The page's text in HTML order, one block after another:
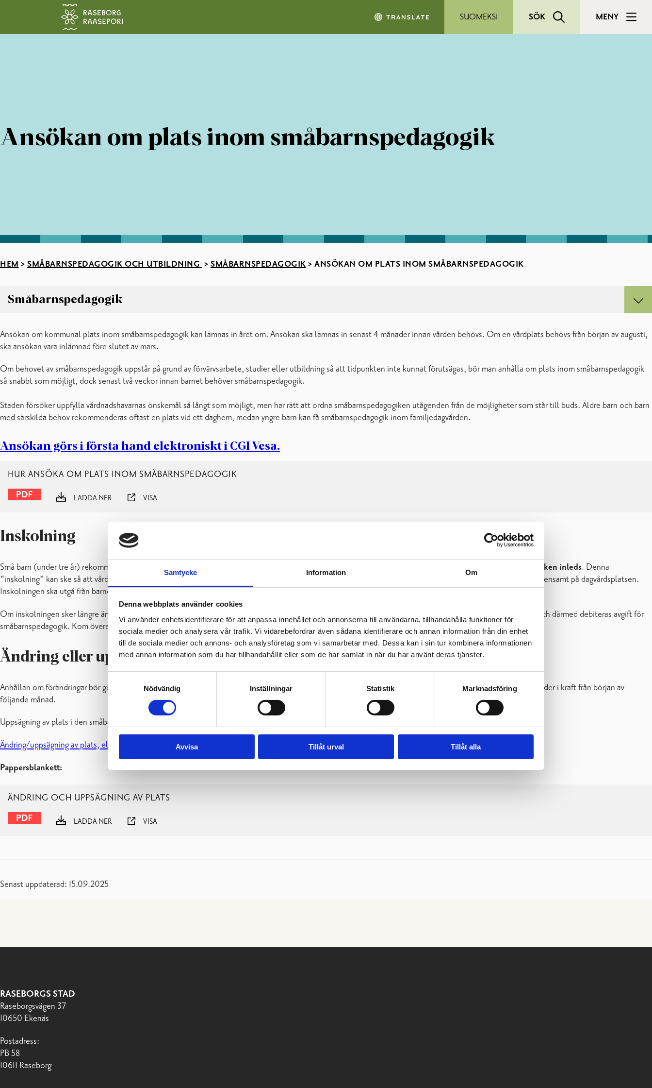
Samtycke Information Om
Denna webbplats använder cookies
Vi använder enhetsidentifierare för att anpassa innehållet och annonserna till användarna, tillhandahålla funktioner för
sociala medier och analysera vår trafik. Vi vidarebefordrar även sådana identifierare och annan information från din enhet
till de sociala medier och annons- och analysföretag som vi samarbetar med. Dessa kan i sin tur kombinera informationen
med annan information som du har tillhandahållit eller som de har samlat in när du har använt deras tjänster.
Nödvändig
Inställningar Statistik Marknadsföring
Avvisa Tillåt urval Tillåt alla
Hoppa till sidans innehåll
SUOMEKSI SÖK MENY
Ansökan om plats inom småbarnspedagogik
HEM > SMÅBARNSPEDAGOGIK OCH UTBILDNING > SMÅBARNSPEDAGOGIK > ANSÖKAN OM PLATS INOM SMÅBARNSPEDAGOGIK
Småbarnspedagogik
Ansökan om plats inom småbarnspedagogik
Blanketter
Familjedagvård
Gruppfamiljedaghem
Klientavgifter inom småbarnspedagogiken
Mångkulturell småbarnspedagogik
Småbarnspedagogikens planer
Stöd för barnet
Ansökan om kommunal plats inom småbarnspedagogik kan lämnas in året om. Ansökan ska lämnas in senast 4 månader innan vården behövs. Om en vårdplats behövs från början av augusti,
ska ansökan vara inlämnad före slutet av mars.
Om behovet av småbarnspedagogik uppstår på grund av förvärvsarbete, studier eller utbildning så att tidpunkten inte kunnat förutsägas, bör man anhålla om plats inom småbarnspedagogik
så snabbt som möjligt, dock senast två veckor innan barnet behöver småbarnspedagogik.
Staden försöker uppfylla vårdnadshavarnas önskemål så långt som möjligt, men har rätt att ordna småbarnspedagogiken utågenden från de möjligheter som står till buds. Äldre barn och barn
med särskilda behov rekommenderas oftast en plats vid ett daghem, medan yngre barn kan få småbarnspedagogik inom familjedagvården.
Ansökan görs i första hand elektroniskt i CGI Vesa.
HUR ANSÖKA OM PLATS INOM SMÅBARNSPEDAGOGIK
LADDA NER VISA
Inskolning
Små barn (under tre år) rekommenderas att tillsammans med sin/sina vårdnadshavare besöka sin nya dagvårdsplats senast en vecka innan småbarnspedagogiken inleds. Denna
”inskolning” kan ske så att vårdnadshavare och barn vistas på barnets nya dagvårdsplats i ca en–två timmars pass åtminstone några gånger innan barnet lämnas ensamt på dagvårdsplatsen.
Inskolningen ska utgå från barnets behov av inskolning. Inskolningen sker alltid enligt överenskommelse med personalen.
Om inskolningen sker längre än två timmar per gång eller vårdnadshavarna helt avlägsnar sig från dagvårdsplatsen, anses barnet ha inlett sitt vårdförhållande och därmed debiteras avgift för
småbarnspedagogik. Kom överens om inskolningen med daghemmets personal.
Ändring eller uppsägning av plats
Anhållan om förändringar bör göras skriftligen och i god tid. Ändring av antal vårdtimmar/månad ska sträcka sig över minst två månader. Godkända ändringar träder i kraft från början av
följande månad.
Uppsägning av plats i den småbarnspedagogiska verksamheten bör göras skriftligen.
Ändring/uppsägning av plats, elektronisk blankett
Pappersblankett:
ÄNDRING OCH UPPSÄGNING AV PLATS
LADDA NER VISA
Senast uppdaterad: 15.09.2025
RASEBORGS STAD
Raseborgsvägen 37
10650 Ekenäs
Postadress:
PB 58
10611 Raseborg